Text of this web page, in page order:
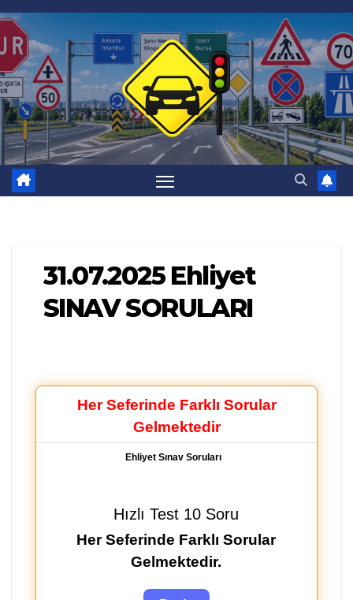
Skip
to
content
31.07.2025 Ehliyet
SINAV SORULARI
Her Seferinde Farklı Sorular
Gelmektedir
Ehliyet Sınav Soruları
Hızlı Test 10 Soru
Her Seferinde Farklı Sorular
Gelmektedir.